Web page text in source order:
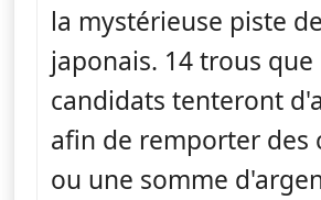
la mystérieuse piste
japonais. 14 trous que
candidats tenteront
afin de remporter des
ou une somme